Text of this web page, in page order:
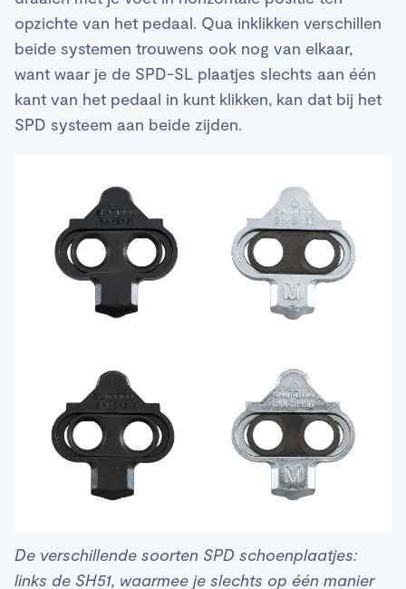
opzichte van het pedaal. Qua inklikken verschillen
beide systemen trouwens ook nog van elkaar,
want waar je de SPD-SL plaatjes slechts aan één
kant van het pedaal in kunt klikken, kan dat bij het
SPD systeem aan beide zijden.
De verschillende soorten SPD schoenplaatjes:
links de SH51, waarmee je slechts op één manier